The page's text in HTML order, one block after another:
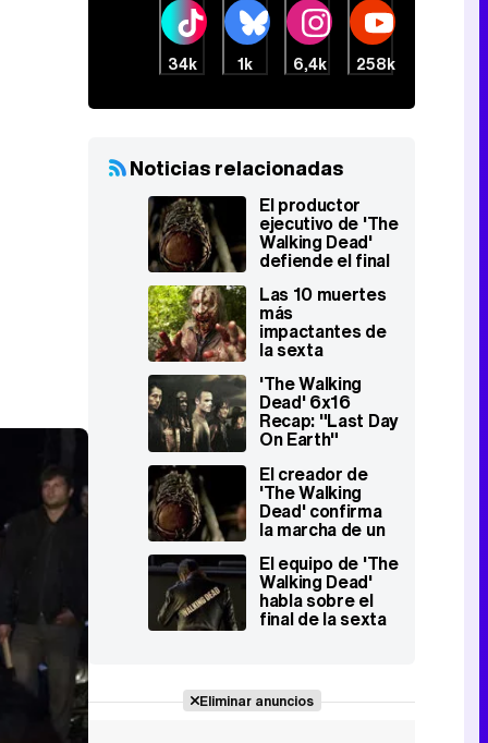
34k 1k 6,4k 258k
Noticias relacionadas
El productor
ejecutivo de 'The
Walking Dead'
defiende el final
temporada y
avanza claves de
la 7ª entrega
Las 10 muertes
más
impactantes de
la sexta
'The Walking
Dead'
'The Walking
Dead' 6x16
Recap: "Last Day
On Earth"
El creador de
'The Walking
Dead' confirma
la marcha de un
querido
El equipo de 'The
Walking Dead'
habla sobre el
final de la sexta
revolvió el
estómago"
Eliminar anuncios